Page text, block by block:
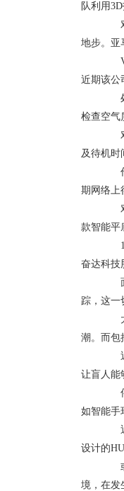
队利用
对
地步。亚
近期该公
处
检查空气
对
及待机时
作
期网络上
对
款智能平
11
奋达科技
面
踪，这一
大
潮。而包
近
让盲人能
伴
如智能手
近
设计的
或
境，在发